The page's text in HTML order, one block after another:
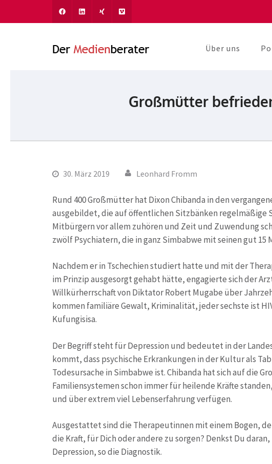
Über uns
Großmütter
30. März 2019 Leonhard Fromm
Rund 400 Großmütter hat Dixon Chibanda in den
ausgebildet, die auf öffentlichen Sitzbänken regelmäßige
Mitbürgern vor allem zuhören und Zeit und Zuwendung
zwölf Psychiatern, die in ganz Simbabwe mit seinen gut
Nachdem er in Tschechien studiert hatte und mit der
im Prinzip ausgesorgt gehabt hätte, engagierte sich der
Willkürherrschaft von Diktator Robert Mugabe über
kommen familiäre Gewalt, Kriminalität, jeder sechste ist
Kufungisisa.
Der Begriff steht für Depression und bedeutet in der
kommt, dass psychische Erkrankungen in der Kultur als
Todesursache in Simbabwe ist. Chibanda hat sich auf die
Familiensystemen schon immer für heilende Kräfte
und über extrem viel Lebenserfahrung verfügen.
Ausgestattet sind die Therapeutinnen mit einem Bogen,
die Kraft, für Dich oder andere zu sorgen? Denkst Du
Depression, so die Diagnostik.